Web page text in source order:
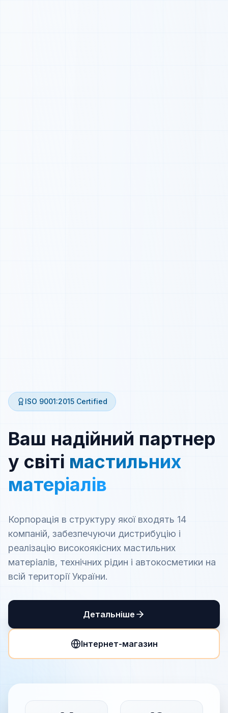
ISO 9001:2015 Certified
Ваш надійний партнер
у світі мастильних
матеріалів
Корпорація в структуру якої входять 14
компаній, забезпечуючи дистрибуцію і
реалізацію високоякісних мастильних
матеріалів, технічних рідин і автокосметики на
всій території України.
Детальніше
Інтернет-магазин